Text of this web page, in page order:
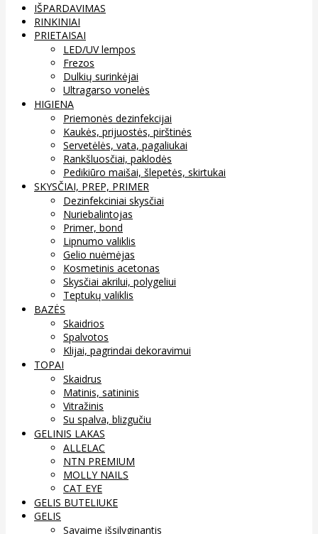
IŠPARDAVIMAS
RINKINIAI
PRIETAISAI
LED/UV lempos
Frezos
Dulkių surinkėjai
Ultragarso vonelės
HIGIENA
Priemonės dezinfekcijai
Kaukės, prijuostės, pirštinės
Servetėlės, vata, pagaliukai
Rankšluosčiai, paklodės
Pedikiūro maišai, šlepetės, skirtukai
SKYSČIAI, PREP, PRIMER
Dezinfekciniai skysčiai
Nuriebalintojas
Primer, bond
Lipnumo valiklis
Gelio nuėmėjas
Kosmetinis acetonas
Skysčiai akrilui, polygeliui
Teptukų valiklis
BAZĖS
Skaidrios
Spalvotos
Klijai, pagrindai dekoravimui
TOPAI
Skaidrus
Matinis, satininis
Vitražinis
Su spalva, blizgučiu
GELINIS LAKAS
ALLELAC
NTN PREMIUM
MOLLY NAILS
CAT EYE
GELIS BUTELIUKE
GELIS
Savaime išsilyginantis